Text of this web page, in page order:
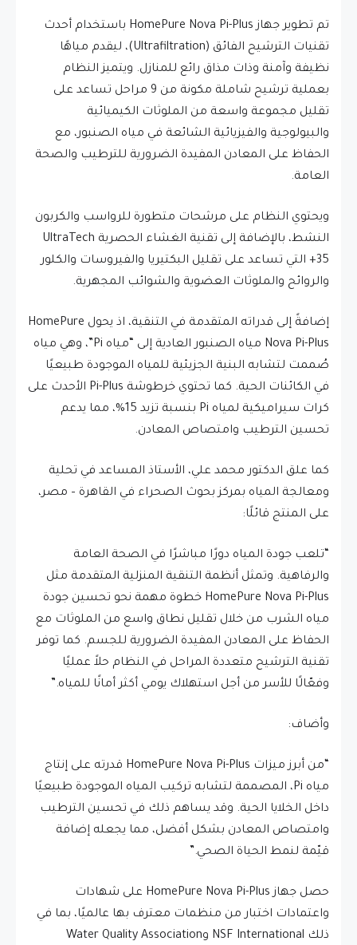
تم تطوير جهاز HomePure Nova Pi-Plus باستخدام أحدث
تقنيات الترشيح الفائق (Ultrafiltration)، ليقدم مياهًا
نظيفة وآمنة وذات مذاق رائع للمنازل. ويتميز النظام
بعملية ترشيح شاملة مكونة من 9 مراحل تساعد على
تقليل مجموعة واسعة من الملوثات الكيميائية
والبيولوجية والفيزيائية الشائعة في مياه الصنبور، مع
الحفاظ على المعادن المفيدة الضرورية للترطيب والصحة
العامة.
ويحتوي النظام على مرشحات متطورة للرواسب والكربون
النشط، بالإضافة إلى تقنية الغشاء الحصرية UltraTech
35+ التي تساعد على تقليل البكتيريا والفيروسات والكلور
والروائح والملوثات العضوية والشوائب المجهرية.
إضافةً إلى قدراته المتقدمة في التنقية، اذ يحول HomePure
Nova Pi-Plus مياه الصنبور العادية إلى “مياه Pi”، وهي مياه
صُممت لتشابه البنية الجزيئية للمياه الموجودة طبيعيًا
في الكائنات الحية. كما تحتوي خرطوشة Pi-Plus الأحدث على
كرات سيراميكية لمياه Pi بنسبة تزيد 15%، مما يدعم
تحسين الترطيب وامتصاص المعادن.
كما علق الدكتور محمد علي، الأستاذ المساعد في تحلية
ومعالجة المياه بمركز بحوث الصحراء في القاهرة – مصر،
على المنتج قائلًا:
“تلعب جودة المياه دورًا مباشرًا في الصحة العامة
والرفاهية. وتمثل أنظمة التنقية المنزلية المتقدمة مثل
HomePure Nova Pi-Plus خطوة مهمة نحو تحسين جودة
مياه الشرب من خلال تقليل نطاق واسع من الملوثات مع
الحفاظ على المعادن المفيدة الضرورية للجسم. كما توفر
تقنية الترشيح متعددة المراحل في النظام حلاً عمليًا
وفعّالًا للأسر من أجل استهلاك يومي أكثر أمانًا للمياه.”
وأضاف:
“من أبرز ميزات HomePure Nova Pi-Plus قدرته على إنتاج
مياه Pi، المصممة لتشابه تركيب المياه الموجودة طبيعيًا
داخل الخلايا الحية. وقد يساهم ذلك في تحسين الترطيب
وامتصاص المعادن بشكل أفضل، مما يجعله إضافة
قيّمة لنمط الحياة الصحي.”
حصل جهاز HomePure Nova Pi-Plus على شهادات
واعتمادات اختبار من منظمات معترف بها عالميًا، بما في
ذلك NSF International وWater Quality Association